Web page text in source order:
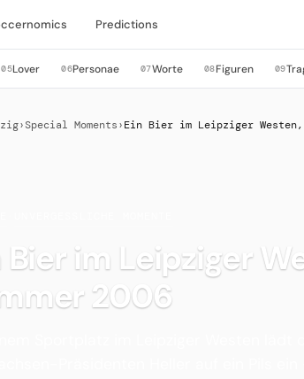
Predictions
05Lover 06Personae 07Worte 08Figuren 09
› Special Moments › Ein Bier im Leipziger Westen,
Bier im Leipziger
2006